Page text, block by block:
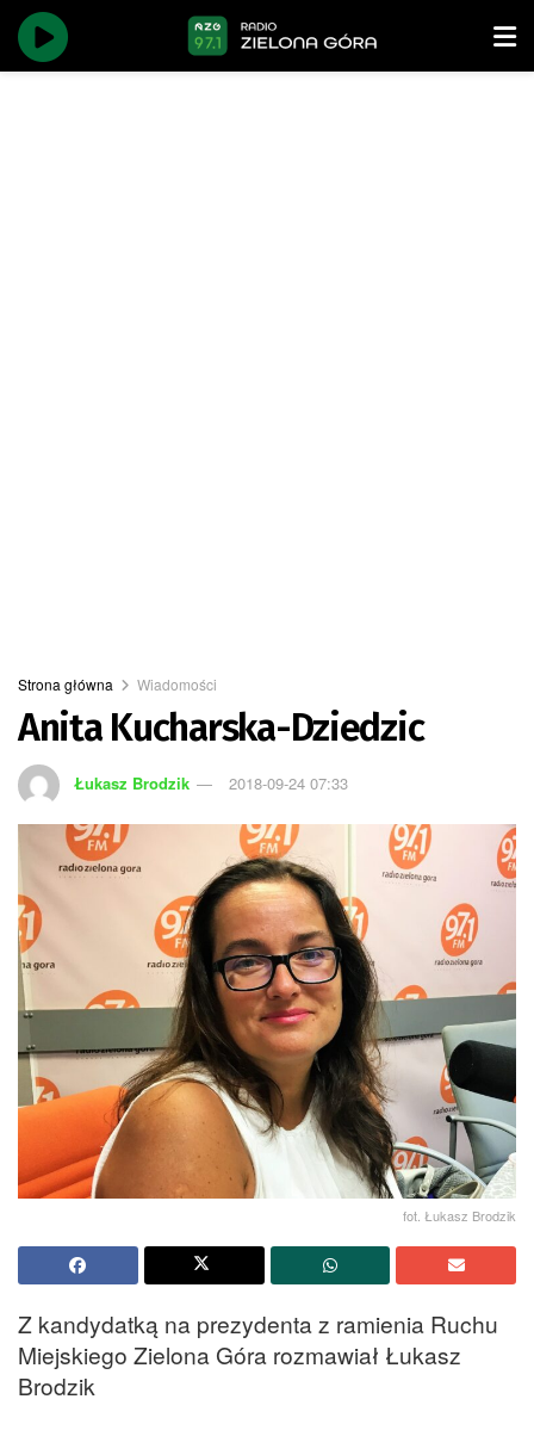
Strona główna Wiadomości
Anita Kucharska-Dziedzic
Łukasz Brodzik 2018-09-24 07:33
fot. Łukasz Brodzik
Z kandydatką na prezydenta z ramienia Ruchu
Miejskiego Zielona Góra rozmawiał Łukasz
Brodzik